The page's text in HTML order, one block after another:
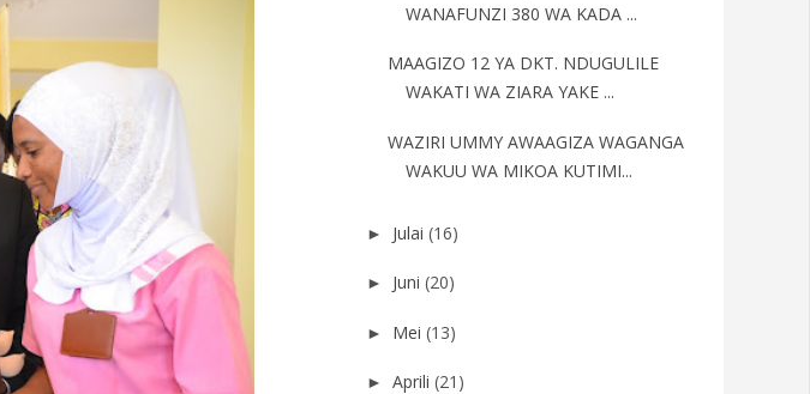
WANAFUNZI 380 WA KADA ...
MAAGIZO 12 YA DKT. NDUGULILE
WAKATI WA ZIARA YAKE ...
WAZIRI UMMY AWAAGIZA WAGANGA
WAKUU WA MIKOA KUTIMI...
► Julai (16)
► Juni (20)
► Mei (13)
► Aprili (21)